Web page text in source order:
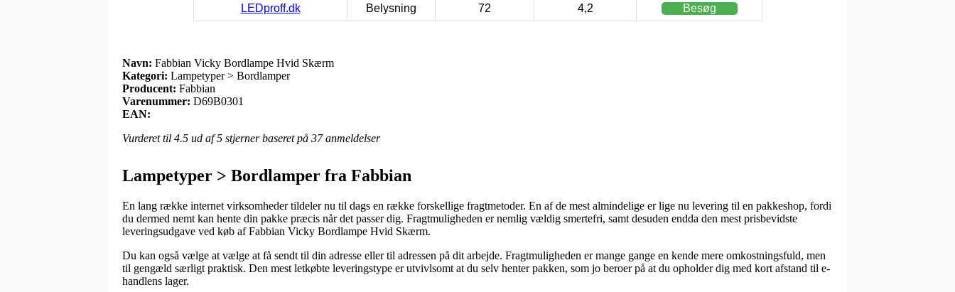
LEDproff.dk Belysning 72 4,2 Besøg
Navn: Fabbian Vicky Bordlampe Hvid Skærm
Kategori: Lampetyper > Bordlamper
Producent: Fabbian
Varenummer: D69B0301
EAN:
Vurderet til 4.5 ud af 5 stjerner baseret på 37anmeldelser
Lampetyper > Bordlamper fra Fabbian
En lang række internet virksomheder tildeler nu til dags en række forskellige fragtmetoder. En af de mest almindelige er lige nu levering til en pakkeshop, fordi
du dermed nemt kan hente din pakke præcis når det passer dig. Fragtmuligheden er nemlig vældig smertefri, samt desuden endda den mest prisbevidste
leveringsudgave ved køb af Fabbian Vicky Bordlampe Hvid Skærm.
Du kan også vælge at vælge at få sendt til din adresse eller til adressen på dit arbejde. Fragtmuligheden er mange gange en kende mere omkostningsfuld, men
til gengæld særligt praktisk. Den mest letkøbte leveringstype er utvivlsomt at du selv henter pakken, som jo beroer på at du opholder dig med kort afstand til e-
handlens lager.